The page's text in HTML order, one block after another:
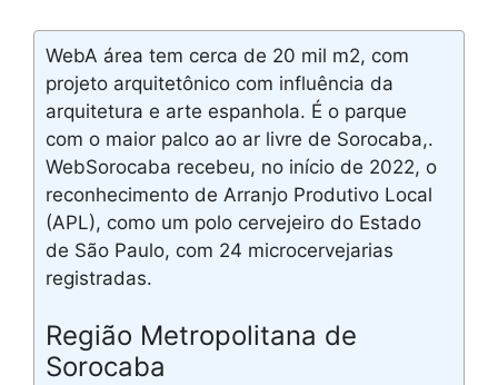
WebA área tem cerca de 20 mil m2, com
projeto arquitetônico com influência da
arquitetura e arte espanhola. É o parque
com o maior palco ao ar livre de Sorocaba,.
WebSorocaba recebeu, no início de 2022, o
reconhecimento de Arranjo Produtivo Local
(APL), como um polo cervejeiro do Estado
de São Paulo, com 24 microcervejarias
registradas.
Região Metropolitana de
Sorocaba